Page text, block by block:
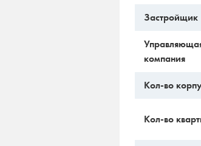
Застройщик
компания
Кол-во
Кол-во